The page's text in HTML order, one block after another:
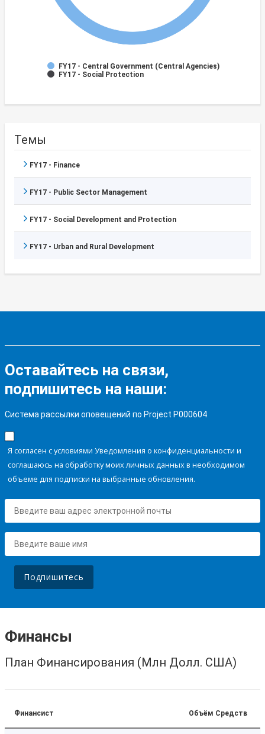
FY17 - Central Government (Central Agencies)
FY17 - Social Protection
Темы
FY17 - Finance
FY17 - Public Sector Management
FY17 - Social Development and Protection
FY17 - Urban and Rural Development
Оставайтесь на связи,
подпишитесь на наши:
Система рассылки оповещений по Project P000604
Я согласен с условиями Уведомления о конфиденциальности и
соглашаюсь на обработку моих личных данных в необходимом
объеме для подписки на выбранные обновления.
Подпишитесь
Финансы
План Финансирования (Млн Долл. США)
Финансист Объём Средств